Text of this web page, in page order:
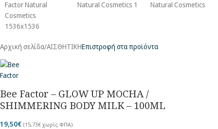
Αρχική σελίδα/ΑΙΣΘΗΤΙΚΗΕπιστροφή στα προϊόντα
Bee Factor – GLOW UP MOCHA /
SHIMMERING BODY MILK – 100ML
19,50€ (15,73€ χωρίς ΦΠΑ)